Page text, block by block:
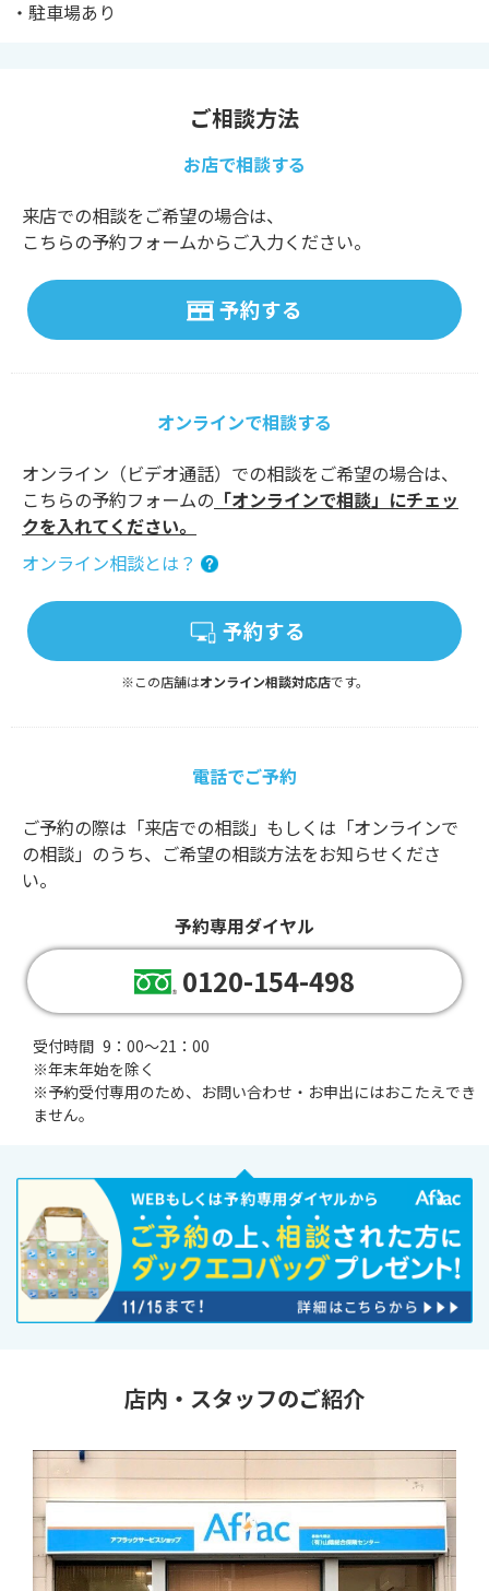
・駐車場あり
ご相談方法
お店で相談する
来店での相談をご希望の場合は、
こちらの予約フォームからご入力ください。
予約する
オンラインで相談する
オンライン（ビデオ通話）での相談をご希望の場合は、
こちらの予約フォームの 「オンラインで相談」にチェッ
クを入れてください。
オンライン相談とは？
予約する
※この店舗はオンライン相談対応店です。
電話でご予約
ご予約の際は「来店での相談」もしくは「オンラインで
の相談」のうち、ご希望の相談方法をお知らせくださ
い。
予約専用ダイヤル
0120-154-498
受付時間 9：00～21：00
※年末年始を除く
※予約受付専用のため、お問い合わせ・お申出にはおこたえでき
ません。
店内・スタッフのご紹介